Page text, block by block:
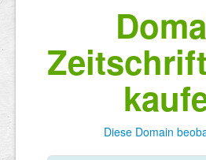
Diese Domain